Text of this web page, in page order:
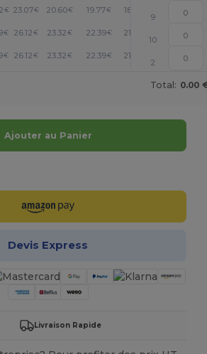
€ 23.07€ 20.60€ 19.77€ 18.95
9
€ 26.12 € 23.32 € 22.39€ 21.45
10
€ 26.12 € 23.32 € 22.39€ 21.45
2
Total: 0.00
Ajouter au Panier
Devis Express
Livraison Rapide